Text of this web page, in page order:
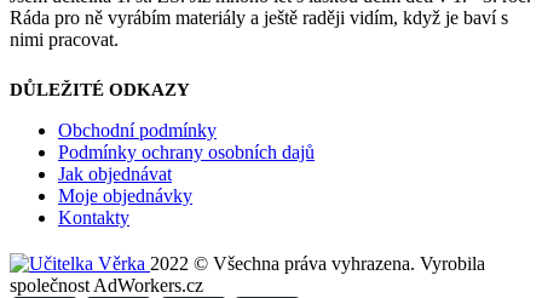
Ráda pro ně vyrábím materiály a ještě raději vidím, když je baví s
nimi pracovat.
DŮLEŽITÉ ODKAZY
Obchodní podmínky
Podmínky ochrany osobních dajů
Jak objednávat
Moje objednávky
Kontakty
2022 © Všechna práva vyhrazena. Vyrobila
společnost AdWorkers.cz